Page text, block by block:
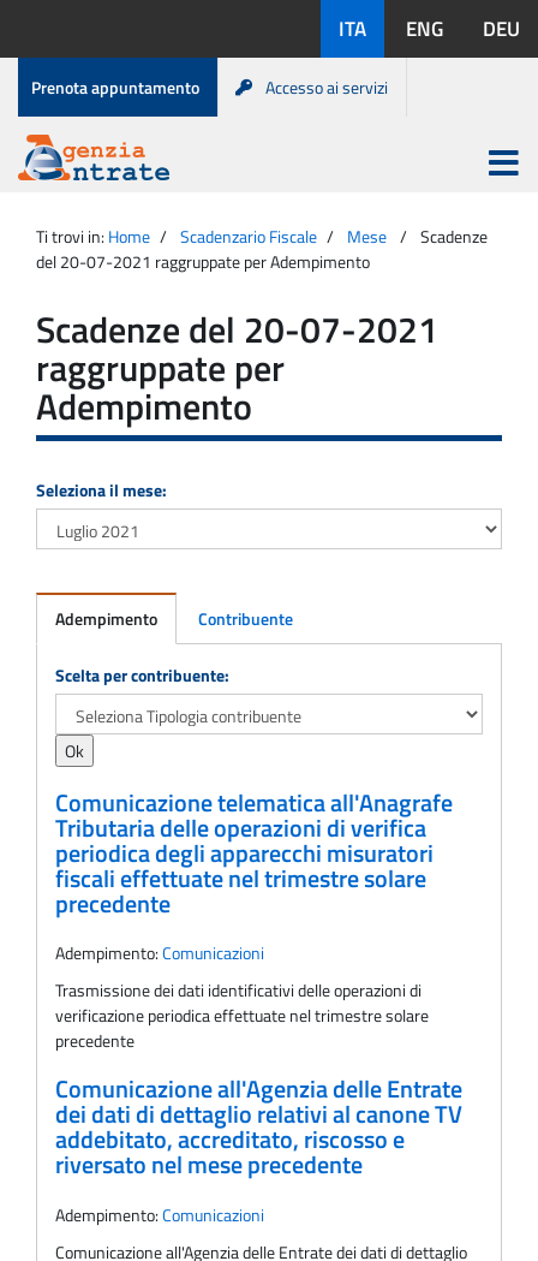
contenuto
disponibili:
ITA ENG DEU
Menu
di
servizio
Prenota appuntamento Accesso ai servizi
Agenzia
Entrate
Apri
menu
principale
Ti trovi in: Home Scadenzario Fiscale Mese
Scadenze
del 20-07-2021 raggruppate per Adempimento
Scadenze del 20-07-2021
raggruppate per
Adempimento
Seleziona il mese:
Adempimento Contribuente
Adempimento
Scelta per contribuente:
Comunicazione telematica all'Anagrafe
Tributaria delle operazioni di verifica
periodica degli apparecchi misuratori
fiscali effettuate nel trimestre solare
precedente
Adempimento:Comunicazioni
Trasmissione dei dati identificativi delle operazioni di
verificazione periodica effettuate nel trimestre solare
precedente
Comunicazione all'Agenzia delle Entrate
dei dati di dettaglio relativi al canone TV
addebitato, accreditato, riscosso e
riversato nel mese precedente
Adempimento:Comunicazioni
Comunicazione all'Agenzia delle Entrate dei dati di dettaglio